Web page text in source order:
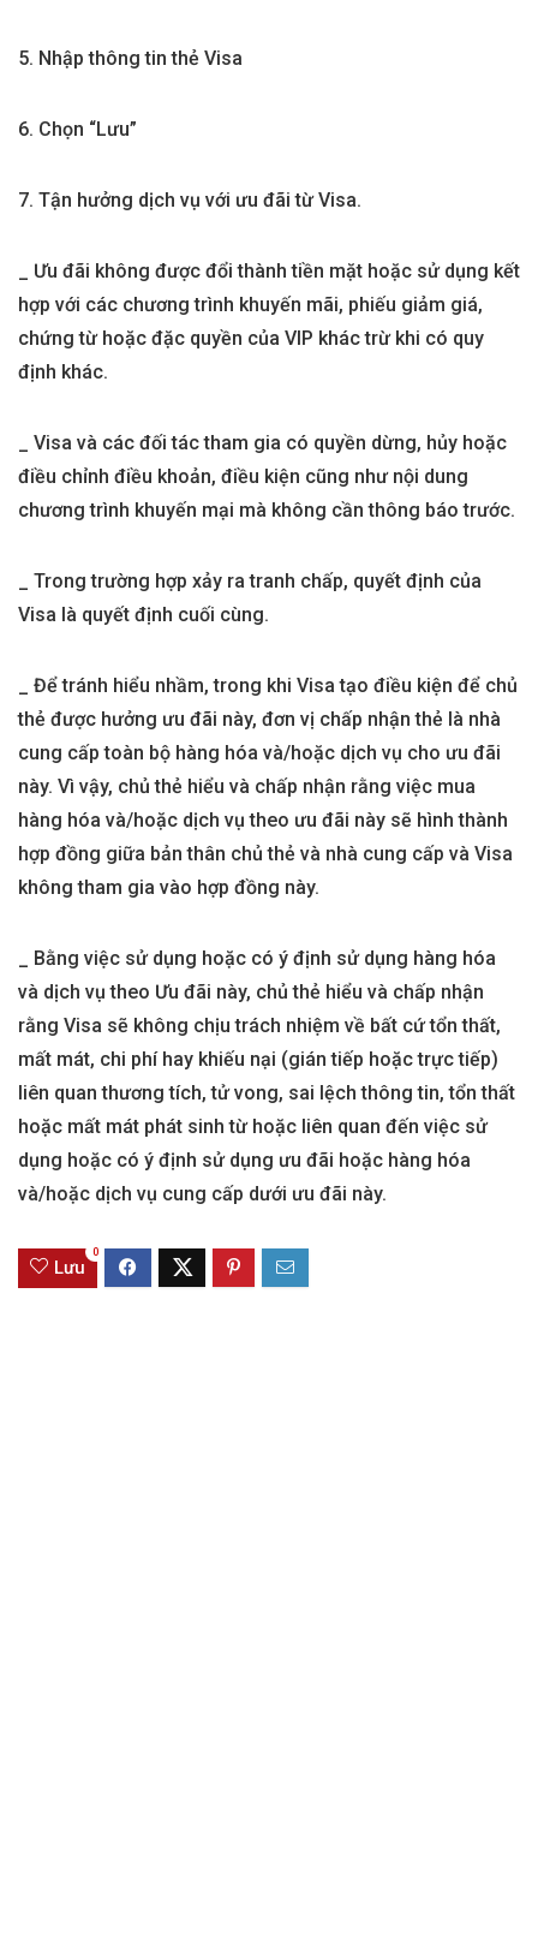
5. Nhập thông tin thẻ Visa
6. Chọn “Lưu”
7. Tận hưởng dịch vụ với ưu đãi từ Visa.
_ Ưu đãi không được đổi thành tiền mặt hoặc sử dụng kết
hợp với các chương trình khuyến mãi, phiếu giảm giá,
chứng từ hoặc đặc quyền của VIP khác trừ khi có quy
định khác.
_ Visa và các đối tác tham gia có quyền dừng, hủy hoặc
điều chỉnh điều khoản, điều kiện cũng như nội dung
chương trình khuyến mại mà không cần thông báo trước.
_ Trong trường hợp xảy ra tranh chấp, quyết định của
Visa là quyết định cuối cùng.
_ Để tránh hiểu nhầm, trong khi Visa tạo điều kiện để chủ
thẻ được hưởng ưu đãi này, đơn vị chấp nhận thẻ là nhà
cung cấp toàn bộ hàng hóa và/hoặc dịch vụ cho ưu đãi
này. Vì vậy, chủ thẻ hiểu và chấp nhận rằng việc mua
hàng hóa và/hoặc dịch vụ theo ưu đãi này sẽ hình thành
hợp đồng giữa bản thân chủ thẻ và nhà cung cấp và Visa
không tham gia vào hợp đồng này.
_ Bằng việc sử dụng hoặc có ý định sử dụng hàng hóa
và dịch vụ theo Ưu đãi này, chủ thẻ hiểu và chấp nhận
rằng Visa sẽ không chịu trách nhiệm về bất cứ tổn thất,
mất mát, chi phí hay khiếu nại (gián tiếp hoặc trực tiếp)
liên quan thương tích, tử vong, sai lệch thông tin, tổn thất
hoặc mất mát phát sinh từ hoặc liên quan đến việc sử
dụng hoặc có ý định sử dụng ưu đãi hoặc hàng hóa
và/hoặc dịch vụ cung cấp dưới ưu đãi này.
Lưu
0